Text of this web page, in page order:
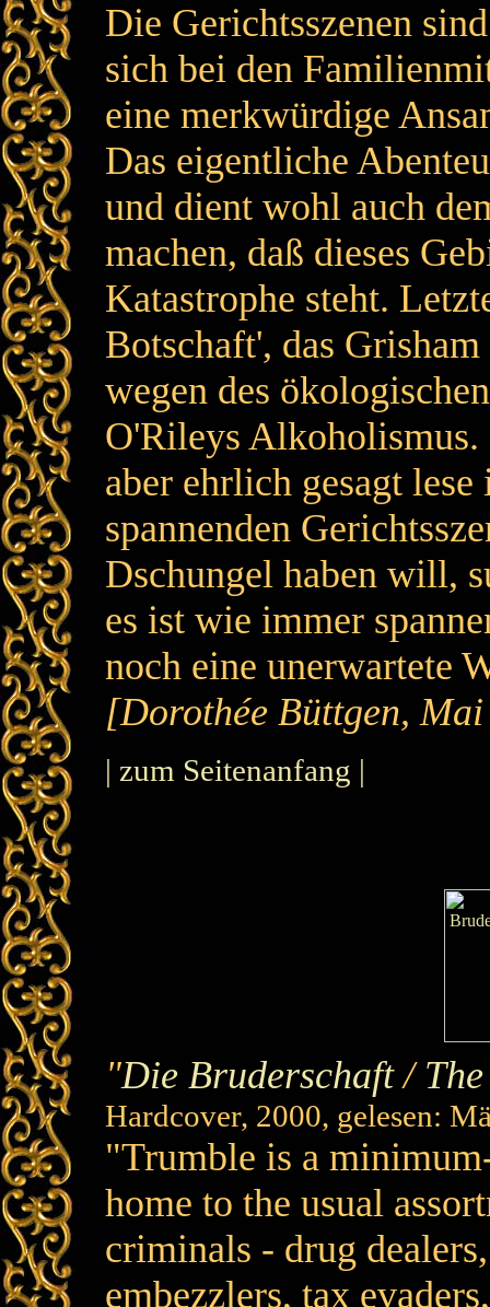
Die Gerichtsszenen
sich bei den
eine merkwürdige
Das eigentliche
und dient wohl auch
machen, daß dieses
Katastrophe steht.
Botschaft', das
wegen des
O'Rileys
aber ehrlich gesagt
spannenden
Dschungel haben will,
es ist wie immer
noch eine unerwartete
[Dorothée Büttgen,
| zum Seitenanfang |
"Die Bruderschaft/
Hardcover, 2000, gelesen:
"Trumble is a
home to the usual
criminals - drug
embezzlers, tax